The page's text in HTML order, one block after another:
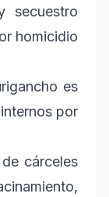
secuestro
homicidio
es
por
cárceles